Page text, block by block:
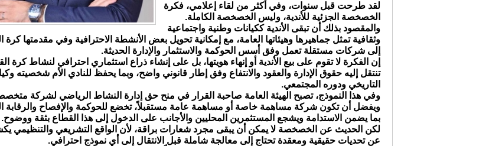
لقد طرحت قبل سنوات، وفي أكثر من لقاء إعلامي، فكرة
الخصخصة الجزئية للأندية، وليس الخصخصة الكاملة.
والمقصود بذلك أن تبقى الأندية ككيانات وطنية واجتماعية
وثقافية تمثل جماهيرها وهيئاتها العامة، مع إمكانية تحويل بعض الأنشطة الاحترافية وفي مقدمتها كرة
إلى شركات مستقلة تعمل وفق أسس الحوكمة والاستثمار والإدارة الحديثة.
إن الفكرة لا تقوم على بيع الأندية أو إنهاء هويتها، بل على إنشاء ذراع استثماري احترافي لنشاط كرة
تنتقل إليه حقوق الإدارة والعقود والانتفاع وفق إطار قانوني واضح، وبما يحفظ للنادي الأم شخصيته
التاريخي ودوره المجتمعي.
وفي هذا النموذج، تصبح الهيئة العامة صاحبة القرار في منح حق إدارة النشاط الرياضي لشركة
ويفضل أن تكون شركة مساهمة خاصة أو مساهمة عامة مستقبلاً، تخضع للحوكمة والإفصاح والرقابة
بما يضمن الاستدامة ويشجع المستثمرين المحليين والأجانب على الدخول إلى هذا القطاع بثقة ووضوح.
لكن الحديث عن الخصخصة لا يمكن أن يبقى مجرد شعارات براقة، لأن الواقع التشريعي والتنظيمي
عن تحديات حقيقية ومعقدة تحتاج إلى معالجة شاملة قبل الانتقال إلى أي نموذج احترافي.